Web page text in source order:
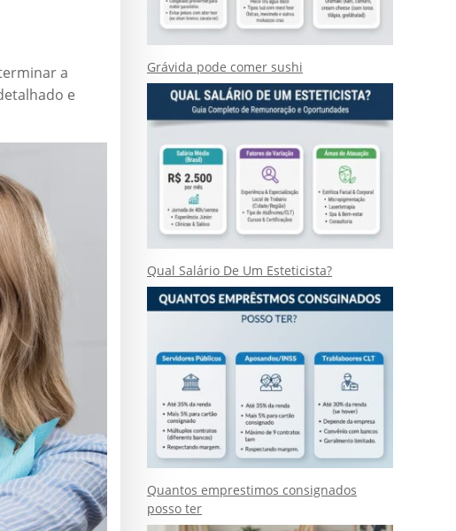
a
e
Grávida pode comer sushi
Qual Salário De Um Esteticista?
Quantos emprestimos consignados
posso ter